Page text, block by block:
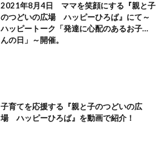
2021年8月4日 ママを笑顔にする『親と子
のつどいの広場 ハッピーひろば』にて～
ハッピートーク「発達に心配のあるお子さ
んの日」～開催。
子育てを応援する『親と子のつどいの広
場 ハッピーひろば』を動画で紹介！